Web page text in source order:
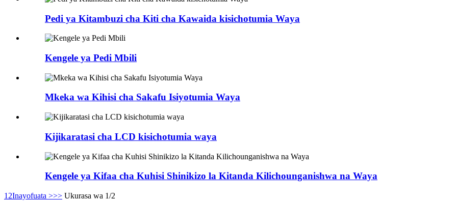
Pedi ya Kitambuzi cha Kiti cha Kawaida kisichotumia Waya
Kengele ya Pedi Mbili
Mkeka wa Kihisi cha Sakafu Isiyotumia Waya
Kijikaratasi cha LCD kisichotumia waya
Kengele ya Kifaa cha Kuhisi Shinikizo la Kitanda Kilichounganishwa na Waya
1 2Inayofuata >>> Ukurasa wa 1/2